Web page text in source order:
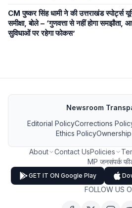
CM पुष्कर सिंह धामी ने की उत्तराखंड स्पोर्ट्स
समीक्षा, बोले – ‘गुणवत्ता से नहीं होगा
सुविधाओं पर रहेगा फोकस’
Newsroom
Editorial PolicyCorrections
Ethics Policy
About Contact UsPolicies
MP जनसंपर्क
GET IT ON Google Play
FOLLOW US